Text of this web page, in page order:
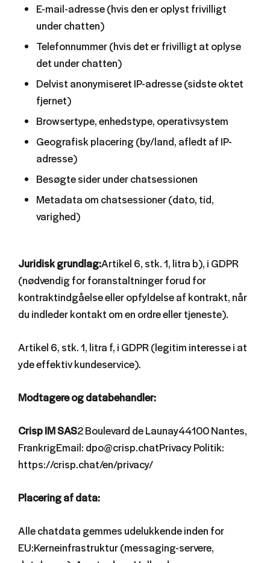
E-mail-adresse (hvis den er oplyst frivilligt
under chatten)
Telefonnummer (hvis det er frivilligt at oplyse
det under chatten)
Delvist anonymiseret IP-adresse (sidste oktet
fjernet)
Browsertype, enhedstype, operativsystem
Geografisk placering (by/land, afledt af IP-
adresse)
Besøgte sider under chatsessionen
Metadata om chatsessioner (dato, tid,
varighed)
Juridisk grundlag:Artikel 6, stk. 1, litra b), i GDPR
(nødvendig for foranstaltninger forud for
kontraktindgåelse eller opfyldelse af kontrakt, når
du indleder kontakt om en ordre eller tjeneste).
Artikel 6, stk. 1, litra f, i GDPR (legitim interesse i at
yde effektiv kundeservice).
Modtagere og databehandler:
Crisp IM SAS2 Boulevard de Launay44100 Nantes,
FrankrigEmail: dpo@crisp.chatPrivacy Politik:
https://crisp.chat/en/privacy/
Placering af data:
Alle chatdata gemmes udelukkende inden for
EU:Kerneinfrastruktur (messaging-servere,